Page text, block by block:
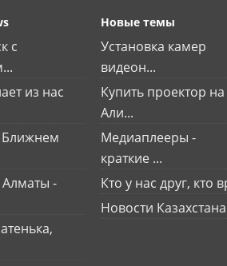
с
из нас
-
Новые темы
Установка камер
видеон...
Купить проектор на
Али...
Медиаплееры -
краткие ...
Кто у нас друг, кто
Новости Казахстана